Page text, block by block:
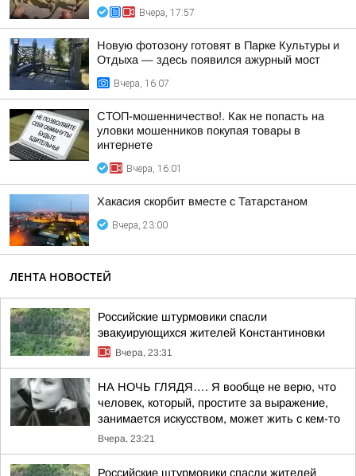
Вчера, 17:57
Новую фотозону готовят в Парке Культуры и
Отдыха — здесь появился ажурный мост
Вчера, 16:07
СТОП-мошенничество!. Как не попасть на
уловки мошенников покупая товары в
интернете
Вчера, 16:01
Хакасия скорбит вместе с Татарстаном
Вчера, 23:00
ЛЕНТА НОВОСТЕЙ
Российские штурмовики спасли
эвакуирующихся жителей Константиновки
Вчера, 23:31
НА НОЧЬ ГЛЯДЯ…. Я вообще не верю, что
человек, который, простите за выражение,
занимается искусством, может жить с кем-то
Вчера, 23:21
Российские штурмовики спасли жителей